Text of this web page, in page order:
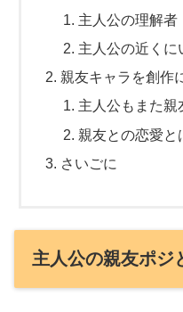
主人公の理解者
主人公の近くに
親友キャラを創作
主人公もまた親
親友との恋愛と
さいごに
主人公の親友ポジ